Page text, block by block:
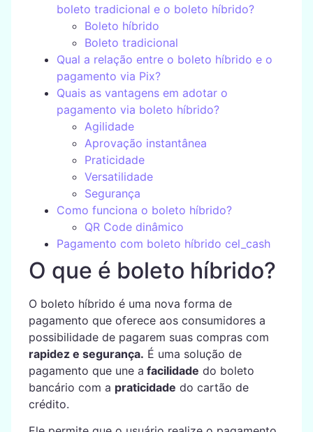
boleto tradicional e o boleto híbrido?
Boleto híbrido
Boleto tradicional
Qual a relação entre o boleto híbrido e o
pagamento via Pix?
Quais as vantagens em adotar o
pagamento via boleto híbrido?
Agilidade
Aprovação instantânea
Praticidade
Versatilidade
Segurança
Como funciona o boleto híbrido?
QR Code dinâmico
Pagamento com boleto híbrido cel_cash
O que é boleto híbrido?
O boleto híbrido é uma nova forma de
pagamento que oferece aos consumidores a
possibilidade de pagarem suas compras com
rapidez e segurança. É uma solução de
pagamento que une a facilidade do boleto
bancário com a praticidade do cartão de
crédito.